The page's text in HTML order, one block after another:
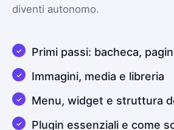
diventi autonomo.
Primi passi: bacheca,
Immagini, media e libreria
Menu, widget e struttura
Plugin essenziali e come